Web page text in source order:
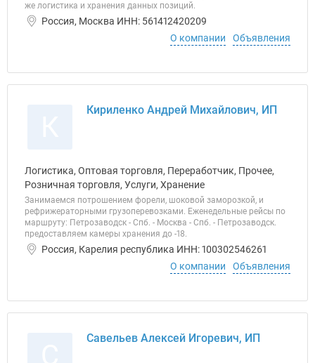
же логистика и хранения данных позиций.
Россия, Москва ИНН: 561412420209
О компании
Объявления
Кириленко Андрей Михайлович, ИП
Логистика, Оптовая торговля, Переработчик, Прочее,
Розничная торговля, Услуги, Хранение
Занимаемся потрошением форели, шоковой заморозкой, и
рефрижераторными грузоперевозками. Еженедельные рейсы по
маршруту: Петрозаводск - Спб. - Москва - Спб. - Петрозаводск.
предоставляем камеры хранения до -18.
Россия, Карелия республика ИНН: 100302546261
О компании
Объявления
Савельев Алексей Игоревич, ИП